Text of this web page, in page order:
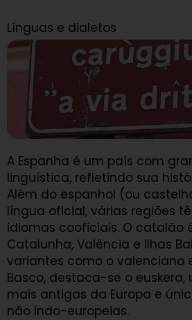
Línguas e dialetos
A Espanha é um país com
linguística, refletindo sua
Além do espanhol (ou
língua oficial, várias regiões
idiomas cooficiais. O catalão
Catalunha, Valência e Ilhas
variantes como o valenciano
Basco, destaca-se o
mais antigas da Europa e
não indo-europeias.